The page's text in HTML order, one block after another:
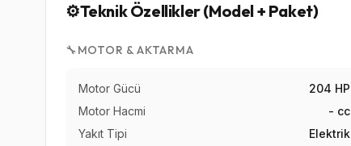
⚙️Teknik Özellikler (Model + Paket)
🔧MOTOR & AKTARMA
Motor Gücü
204 HP
Motor Hacmi
- cc
Yakıt Tipi
Elektrik